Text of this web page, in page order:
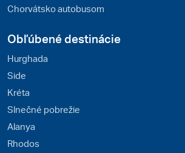
Chorvátsko autobusom
Obľúbené destinácie
Hurghada
Side
Kréta
Slnečné pobrežie
Alanya
Rhodos